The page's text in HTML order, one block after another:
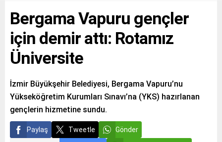
Bergama Vapuru gençler
için demir attı: Rotamız
Üniversite
İzmir Büyükşehir Belediyesi, Bergama Vapuru’nu
Yükseköğretim Kurumları Sınavı’na (YKS) hazırlanan
gençlerin hizmetine sundu.
Paylaş Tweetle Gönder